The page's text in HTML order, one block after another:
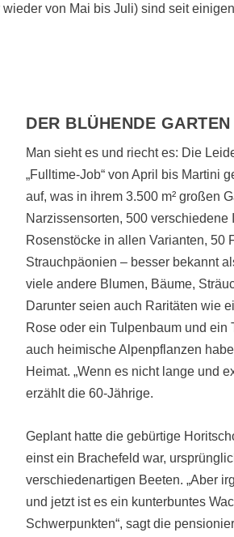
von Mai bis Juli) sind seit
DER BLÜHENDE
Man sieht es und riecht es: Die
„Fulltime-Job“ von April bis Martini
auf, was in ihrem 3.500 m² großen
Narzissensorten, 500 verschiedene
Rosenstöcke in allen Varianten, 50
Strauchpäonien – besser bekannt
viele andere Blumen, Bäume,
Darunter seien auch Raritäten wie
Rose oder ein Tulpenbaum und ein
auch heimische Alpenpflanzen
Heimat. „Wenn es nicht lange und
erzählt die 60-Jährige.
Geplant hatte die gebürtige
einst ein Brachefeld war,
verschiedenartigen Beeten. „Aber
und jetzt ist es ein kunterbuntes
Schwerpunkten“, sagt die